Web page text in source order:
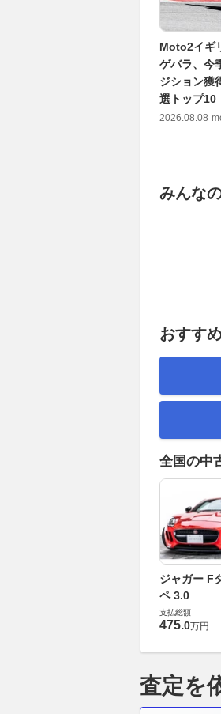
Moto2イギ
ゲバラ、今
ジション獲
選トップ10
2026.08.08
みんな
おすす
全国の中
ジャガー F
ペ 3.0
支払総額
475.0万円
査定を